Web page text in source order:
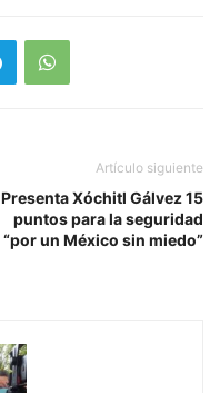
Artículo siguiente
Presenta Xóchitl Gálvez 15
puntos para la seguridad
“por un México sin miedo”